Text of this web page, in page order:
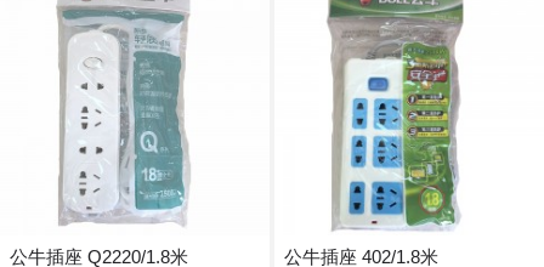
公牛插座 Q2220/1.8米 公牛插座 402/1.8米